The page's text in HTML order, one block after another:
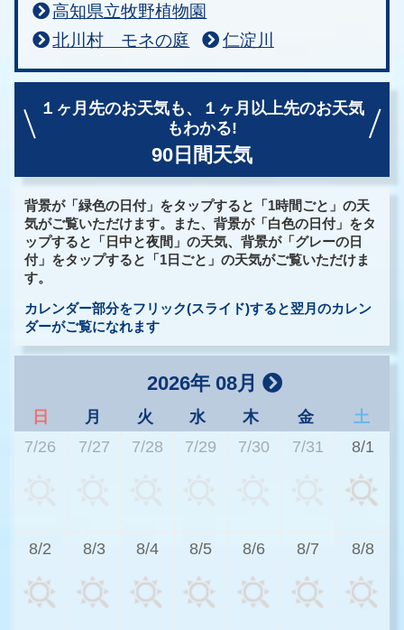
高知県立牧野植物園
北川村 モネの庭
仁淀川
１ヶ月先のお天気も、
１ヶ月以上先のお天気
もわかる!
90日間天気
背景が「緑色の日付」をタップすると「1時間ごと」の天
気がご覧いただけます。また、背景が「白色の日付」をタ
ップすると「日中と夜間」の天気、背景が「グレーの日
付」をタップすると「1日ごと」の天気がご覧いただけま
す。
カレンダー部分をフリック(スライド)すると翌月のカレン
ダーがご覧になれます
2026年 08月
日 月 火 水 木 金
土
7/26
7/27 7/28 7/29 7/30 7/31 8/1
8/2 8/3 8/4 8/5 8/6 8/7 8/8